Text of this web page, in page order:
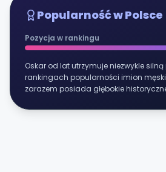
Popularność w Polsce
Pozycja w rankingu
Oskar od lat utrzymuje niezwykle
rankingach popularności imion
zarazem posiada głębokie